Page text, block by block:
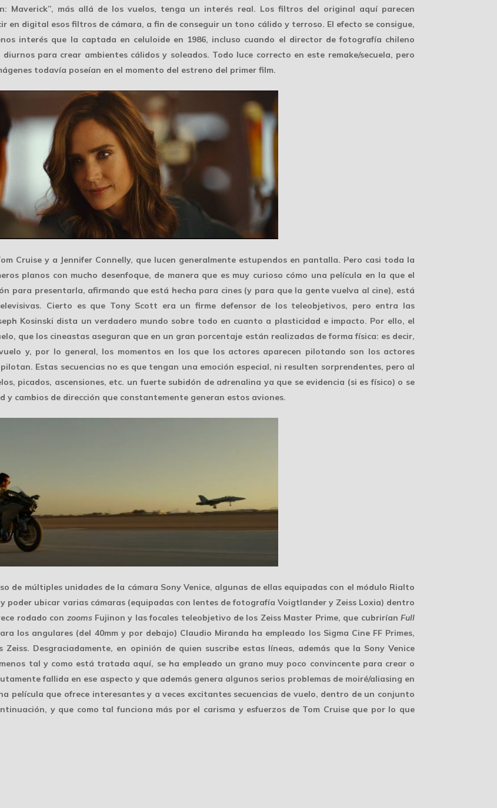
Maverick”, más allá de los vuelos, tenga un interés real. Los filtros del original aquí parecen
digital esos filtros de cámara, a fin de conseguir un tono cálido y terroso. El efecto se consigue,
interés que la captada en celuloide en 1986, incluso cuando el director de fotografía chileno
para crear ambientes cálidos y soleados. Todo luce correcto en este remake/secuela, pero
todavía poseían en el momento del estreno del primer film.
Cruise y a Jennifer Connelly, que lucen generalmente estupendos en pantalla. Pero casi toda la
planos con mucho desenfoque, de manera que es muy curioso cómo una película en la que el
para presentarla, afirmando que está hecha para cines (y para que la gente vuelva al cine), está
Cierto es que Tony Scott era un firme defensor de los teleobjetivos, pero entra las
Kosinski dista un verdadero mundo sobre todo en cuanto a plasticidad e impacto. Por ello, el
, que los cineastas aseguran que en un gran porcentaje están realizadas de forma física: es decir,
y, por lo general, los momentos en los que los actores aparecen pilotando son los actores
Estas secuencias no es que tengan una emoción especial, ni resulten sorprendentes, pero al
picados, ascensiones, etc. un fuerte subidón de adrenalina ya que se evidencia (si es físico) o se
y cambios de dirección que constantemente generan estos aviones.
de múltiples unidades de la cámara Sony Venice, algunas de ellas equipadas con el módulo Rialto
poder ubicar varias cámaras (equipadas con lentes de fotografía Voigtlander y Zeiss Loxia) dentro
rodado con zoomsFujinon y las focales teleobjetivo de los Zeiss Master Prime, que cubrirían Full
los angulares (del 40mm y por debajo) Claudio Miranda ha empleado los Sigma Cine FF Primes,
Desgraciadamente, en opinión de quien suscribe estas líneas, además que la Sony Venice
tal y como está tratada aquí, se ha empleado un grano muy poco convincente para crear o
fallida en ese aspecto y que además genera algunos serios problemas de moiré/aliasing en
película que ofrece interesantes y a veces excitantes secuencias de vuelo, dentro de un conjunto
y que como tal funciona más por el carisma y esfuerzos de Tom Cruiseque por lo que